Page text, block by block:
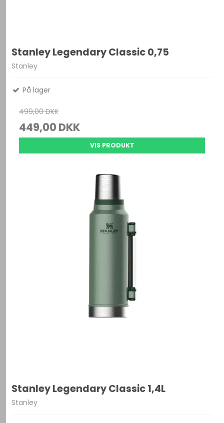
Stanley Legendary Classic 0,75
Stanley
På lager
499,00 DKK
449,00 DKK
VIS PRODUKT
Stanley Legendary Classic 1,4L
Stanley